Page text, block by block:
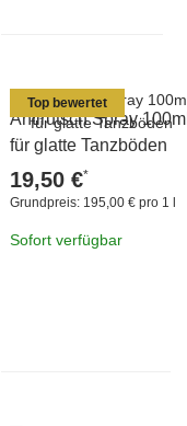
Top bewertet
Antirutsch Spray 100ml
für glatte Tanzböden
19,50 €*
Grundpreis: 195,00 € pro 1 l
Sofort verfügbar